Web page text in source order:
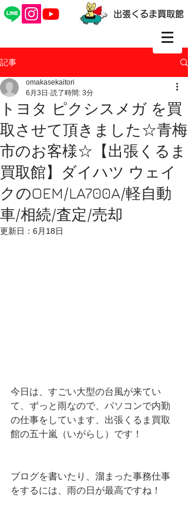
出張くるま買取館
記事
トヨタ ピクシスメガ を買
取させて頂きました☆青梅
市のお客様☆【出張くるま
買取館】ダイハツ ウェイ
クのOEM/LA700A/軽自動
車/相続/査定/売却
omakasekaitori
6月3日 読了時間: 3分
更新日： 6月18日
今日は、すごい大型の台風が来てい
て、ずっと雨なので、パソコンで内勤
の仕事をしています、出張くるま買取
館の五十嵐（いがらし）です！
ブログを書いたり、溜まった事務仕事
をするには、雨の日が最高ですね！